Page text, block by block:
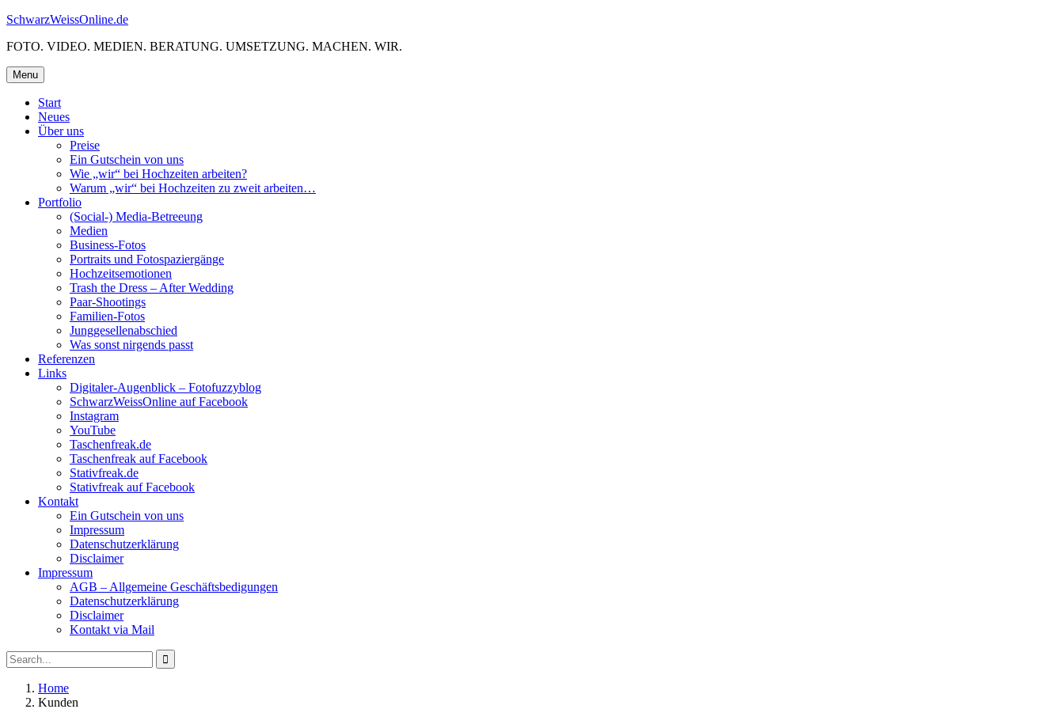
Skip
content
SchwarzWeissOnline.de
FOTO. VIDEO. MEDIEN. BERATUNG. UMSETZUNG. MACHEN. WIR.
Menu
Start
Neues
Über uns
Preise
Ein Gutschein von uns
Wie „wir“ bei Hochzeiten arbeiten?
Warum „wir“ bei Hochzeiten zu zweit arbeiten…
Portfolio
(Social-) Media-Betreeung
Medien
Business-Fotos
Portraits und Fotospaziergänge
Hochzeitsemotionen
Trash the Dress – After Wedding
Paar-Shootings
Familien-Fotos
Junggesellenabschied
Was sonst nirgends passt
Referenzen
Links
Digitaler-Augenblick – Fotofuzzyblog
SchwarzWeissOnline auf Facebook
Instagram
YouTube
Taschenfreak.de
Taschenfreak auf Facebook
Stativfreak.de
Stativfreak auf Facebook
Kontakt
Ein Gutschein von uns
Impressum
Datenschutzerklärung
Disclaimer
Impressum
AGB – Allgemeine Geschäftsbedigungen
Datenschutzerklärung
Disclaimer
Kontakt via Mail
Search
Search
for:
Home
Posts
Kunden